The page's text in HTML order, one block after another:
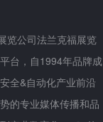
览公司法兰克福展览
台，自1994年品牌成
全&自动化产业前沿
的专业媒体传播和品